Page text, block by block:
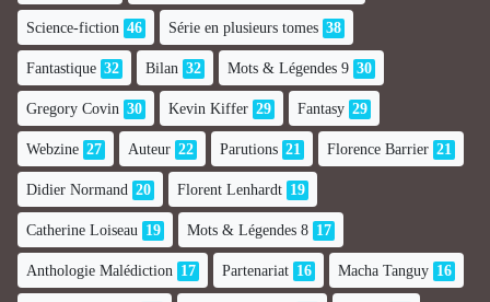
Science-fiction 46 Série en plusieurs tomes 38
Fantastique 32 Bilan 32 Mots & Légendes 9 30
Gregory Covin 30 Kevin Kiffer 29 Fantasy 29
Webzine 27 Auteur 22 Parutions 21 Florence Barrier 21
Didier Normand 20 Florent Lenhardt 19
Catherine Loiseau 19 Mots & Légendes 8 17
Anthologie Malédiction 17 Partenariat 16 Macha Tanguy 16